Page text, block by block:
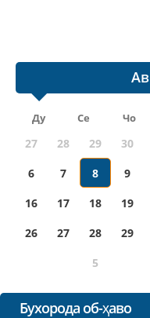
Ду Се Чо
27 28 29 30
6
7 8 9
16
17 18 19
26
27 28 29
5
Бухорода об-ҳаво